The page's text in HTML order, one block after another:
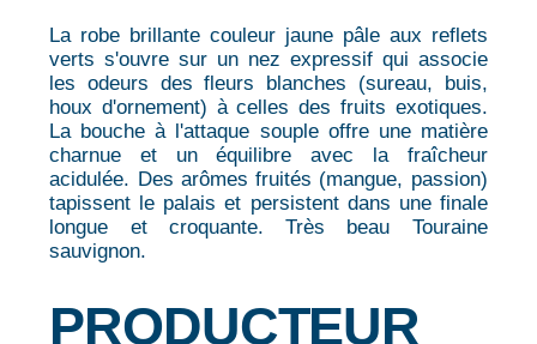
La robe brillante couleur jaune pâle aux reflets
verts s'ouvre sur un nez expressif qui associe
les odeurs des fleurs blanches (sureau, buis,
houx d'ornement) à celles des fruits exotiques.
La bouche à l'attaque souple offre une matière
charnue et un équilibre avec la fraîcheur
acidulée. Des arômes fruités (mangue, passion)
tapissent le palais et persistent dans une finale
longue et croquante. Très beau Touraine
sauvignon.
PRODUCTEUR